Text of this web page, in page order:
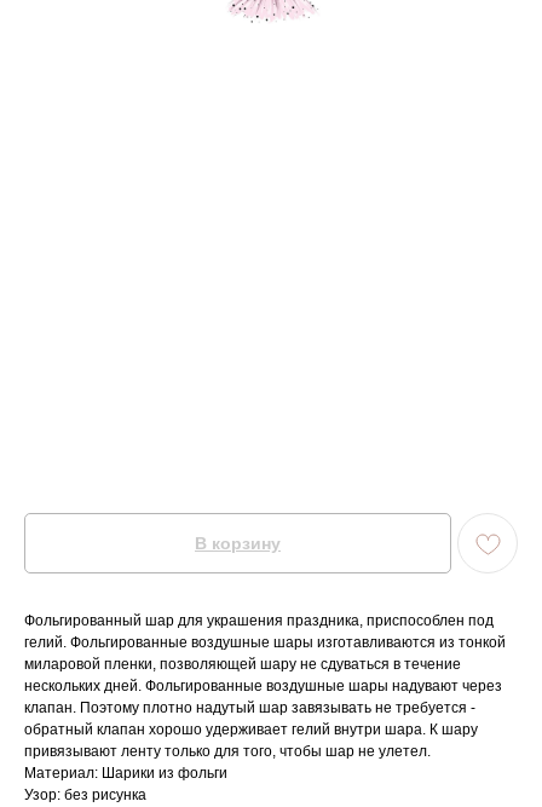
В корзину
Фольгированный шар для украшения праздника, приспособлен под
гелий. Фольгированные воздушные шары изготавливаются из тонкой
миларовой пленки, позволяющей шару не сдуваться в течение
нескольких дней. Фольгированные воздушные шары надувают через
клапан. Поэтому плотно надутый шар завязывать не требуется -
обратный клапан хорошо удерживает гелий внутри шара. К шару
привязывают ленту только для того, чтобы шар не улетел.
Материал: Шарики из фольги
Узор: без рисунка